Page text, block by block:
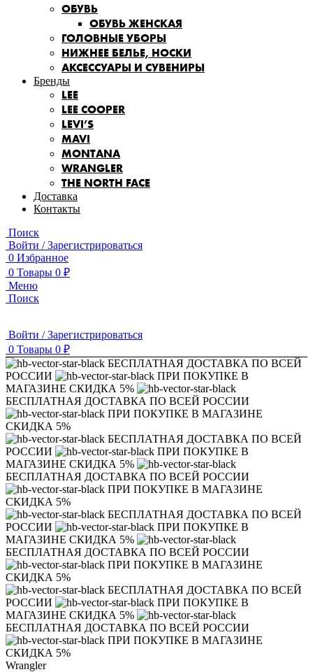
ОБУВЬ
ОБУВЬ ЖЕНСКАЯ
ГОЛОВНЫЕ УБОРЫ
НИЖНЕЕ БЕЛЬЕ, НОСКИ
АКСЕССУАРЫ И СУВЕНИРЫ
Бренды
LEE
LEE COOPER
LEVI’S
MAVI
MONTANA
WRANGLER
THE NORTH FACE
Доставка
Контакты
Поиск
Войти / Зарегистрироваться
0 Избранное
0 Товары 0 ₽
Меню
Поиск
Войти / Зарегистрироваться
0 Товары 0 ₽
БЕСПЛАТНАЯ ДОСТАВКА ПО ВСЕЙ
РОССИИ
ПРИ ПОКУПКЕ В
МАГАЗИНЕ СКИДКА 5%
БЕСПЛАТНАЯ ДОСТАВКА ПО ВСЕЙ РОССИИ
ПРИ ПОКУПКЕ В МАГАЗИНЕ
СКИДКА 5%
БЕСПЛАТНАЯ ДОСТАВКА ПО ВСЕЙ
РОССИИ
ПРИ ПОКУПКЕ В
МАГАЗИНЕ СКИДКА 5%
БЕСПЛАТНАЯ ДОСТАВКА ПО ВСЕЙ РОССИИ
ПРИ ПОКУПКЕ В МАГАЗИНЕ
СКИДКА 5%
БЕСПЛАТНАЯ ДОСТАВКА ПО ВСЕЙ
РОССИИ
ПРИ ПОКУПКЕ В
МАГАЗИНЕ СКИДКА 5%
БЕСПЛАТНАЯ ДОСТАВКА ПО ВСЕЙ РОССИИ
ПРИ ПОКУПКЕ В МАГАЗИНЕ
СКИДКА 5%
БЕСПЛАТНАЯ ДОСТАВКА ПО ВСЕЙ
РОССИИ
ПРИ ПОКУПКЕ В
МАГАЗИНЕ СКИДКА 5%
БЕСПЛАТНАЯ ДОСТАВКА ПО ВСЕЙ РОССИИ
ПРИ ПОКУПКЕ В МАГАЗИНЕ
СКИДКА 5%
Wrangler